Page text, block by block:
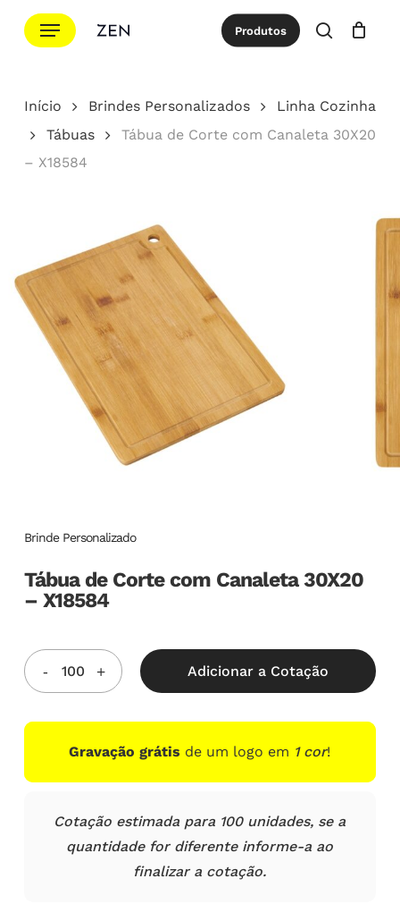
para
principal
Menu Produtos
procurar
Cotação Close
Início Brindes Personalizados
Linha Cozinha
Tábuas
Tábua de Corte com Canaleta 30X20
– X18584
Brinde Personalizado
Tábua de Corte com Canaleta 30X20
– X18584
Adicionar a Cotação
Gravação grátis de um logo em 1 cor!
Cotação estimada para 100 unidades, se a
quantidade for diferente informe-a ao
finalizar a cotação.